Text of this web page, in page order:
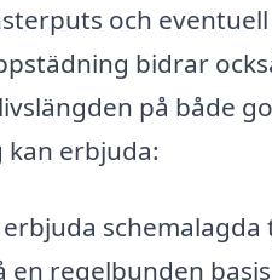
och
bidrar
på både
erbjuda:
regelbunden